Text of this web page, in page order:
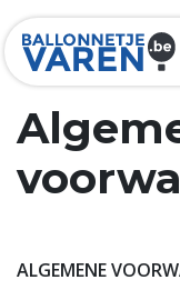
Skip to Content
ALGEMENE